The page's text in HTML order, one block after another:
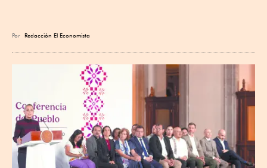
Por Redacción El Economista